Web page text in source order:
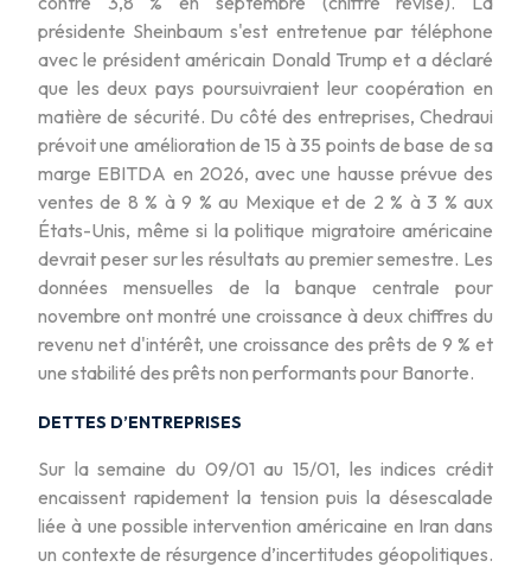
présidente Sheinbaum s'est entretenue par téléphone
avec le président américain Donald Trump et a déclaré
que les deux pays poursuivraient leur coopération en
matière de sécurité. Du côté des entreprises, Chedraui
prévoit une amélioration de 15 à 35 points de base de sa
marge EBITDA en 2026, avec une hausse prévue des
ventes de 8 % à 9 % au Mexique et de 2 % à 3 % aux
États-Unis, même si la politique migratoire américaine
devrait peser sur les résultats au premier semestre. Les
données mensuelles de la banque centrale pour
novembre ont montré une croissance à deux chiffres du
revenu net d'intérêt, une croissance des prêts de 9 % et
une stabilité des prêts non performants pour Banorte.
DETTES D’ENTREPRISES
Sur la semaine du 09/01 au 15/01, les indices crédit
encaissent rapidement la tension puis la désescalade
liée à une possible intervention américaine en Iran dans
un contexte de résurgence d’incertitudes géopolitiques.